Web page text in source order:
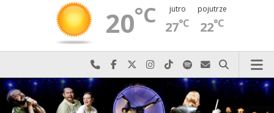
20°C jutro
27°C
pojutrze
22°C
Najlepiej po prostu do nas zadzwoń
Odwiedź nas na Facebook-u
Odwiedź nas na X
Odwiedź nas na Instagram-ie
Odwiedź nas na TikTok-u
Szukaj nas na Spotify
Wyślij do nas
Szukaj